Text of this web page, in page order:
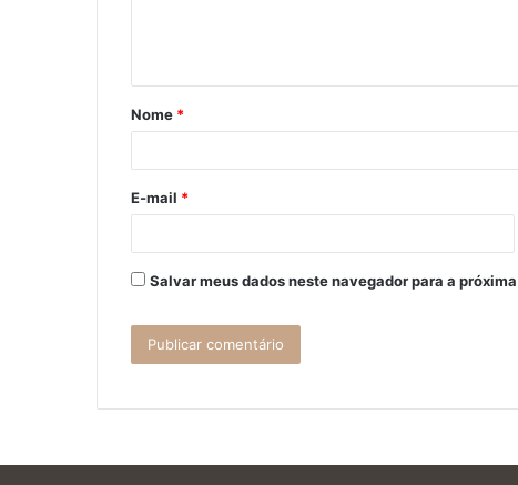
á
r
*
Nome *
E-mail *
Salvar meus dados neste navegador para a